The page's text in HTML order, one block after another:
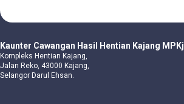
Kaunter Cawangan Hasil Hentian Kajang MPKj
Kompleks Hentian Kajang,
Jalan Reko, 43000 Kajang,
Selangor Darul Ehsan.